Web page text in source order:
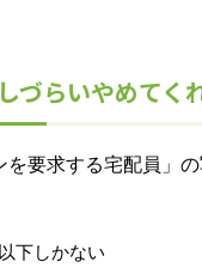
づらいやめてく
下しかない